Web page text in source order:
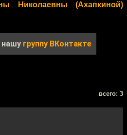
Николаевны (Ахапкиной)
нашу группу ВКонтакте
всего: 3